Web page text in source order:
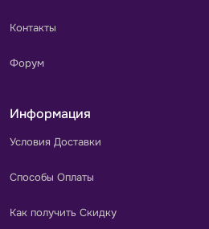
Контакты
Форум
Информация
Условия Доставки
Способы Оплаты
Как получить Скидку